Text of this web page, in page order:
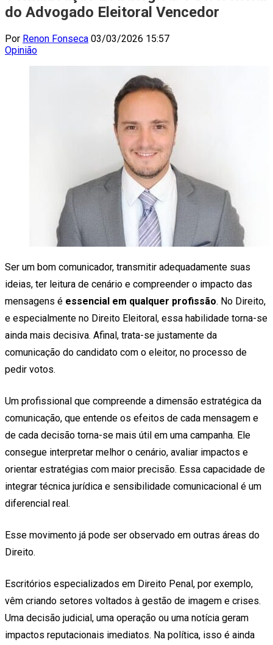
do Advogado Eleitoral Vencedor
Por Renon Fonseca 03/03/2026 15:57
Opinião
Ser um bom comunicador, transmitir adequadamente suas
ideias, ter leitura de cenário e compreender o impacto das
mensagens é essencial em qualquer profissão. No Direito,
e especialmente no Direito Eleitoral, essa habilidade torna-se
ainda mais decisiva. Afinal, trata-se justamente da
comunicação do candidato com o eleitor, no processo de
pedir votos.
Um profissional que compreende a dimensão estratégica da
comunicação, que entende os efeitos de cada mensagem e
de cada decisão torna-se mais útil em uma campanha. Ele
consegue interpretar melhor o cenário, avaliar impactos e
orientar estratégias com maior precisão. Essa capacidade de
integrar técnica jurídica e sensibilidade comunicacional é um
diferencial real.
Esse movimento já pode ser observado em outras áreas do
Direito.
Escritórios especializados em Direito Penal, por exemplo,
vêm criando setores voltados à gestão de imagem e crises.
Uma decisão judicial, uma operação ou uma notícia geram
impactos reputacionais imediatos. Na política, isso é ainda